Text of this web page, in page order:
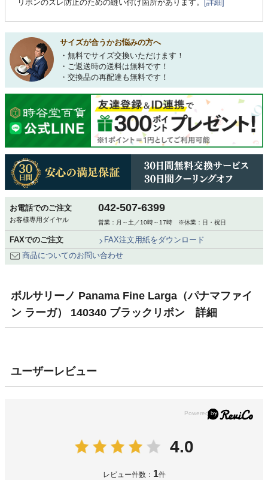
リボンのズレ防止のための縫い付け箇所があります。 [詳細]
サイズが合うかお悩みの方へ
・無料でサイズ交換いただけます！
・ご返送時の送料は無料です！
・交換品の再配達も無料です！
お電話でのご注文
お客様専用ダイヤル
042-507-6399
営業：月～土／10時～17時 ※休業：日・祝日
FAXでのご注文
FAX注文用紙をダウンロード
商品についてのお問い合わせ
ボルサリーノ Panama Fine Larga（パナマファイ
ン ラーガ） 140340 ブラックリボン 詳細
ユーザーレビュー
4.0
レビュー件数： 1件